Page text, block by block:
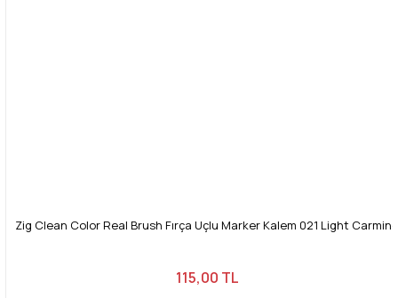
Zig Clean Color Real Brush Fırça Uçlu Marker Kalem 021 Light Carmine
115,00 TL